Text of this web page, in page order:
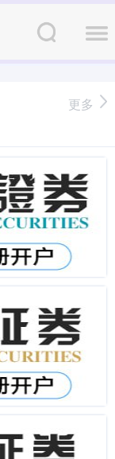
更多